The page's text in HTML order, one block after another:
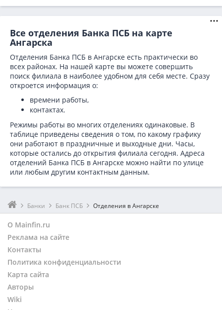
Все отделения Банка ПСБ на карте
Ангарска
Отделения Банка ПСБ в Ангарске есть практически во
всех районах. На нашей карте вы можете совершить
поиск филиала в наиболее удобном для себя месте. Сразу
откроется информация о:
времени работы,
контактах.
Режимы работы во многих отделениях одинаковые. В
таблице приведены сведения о том, по какому графику
они работают в праздничные и выходные дни. Часы,
которые остались до открытия филиала сегодня. Адреса
отделений Банка ПСБ в Ангарске можно найти по улице
или любым другим контактным данным.
Банки Банк ПСБ Отделения в Ангарске
О Mainfin.ru
Реклама на сайте
Контакты
Политика конфиденциальности
Карта сайта
Авторы
Wiki